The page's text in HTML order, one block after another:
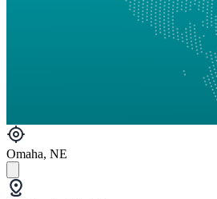
Omaha, NE